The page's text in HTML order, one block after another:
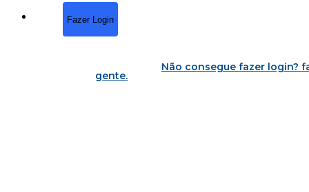
Fazer Login
Não consegue fazer login?
gente.